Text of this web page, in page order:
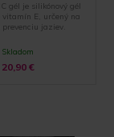
gél je silikónový gél
vitamín E, určený na
jaziev.
Skladom
20,90 €